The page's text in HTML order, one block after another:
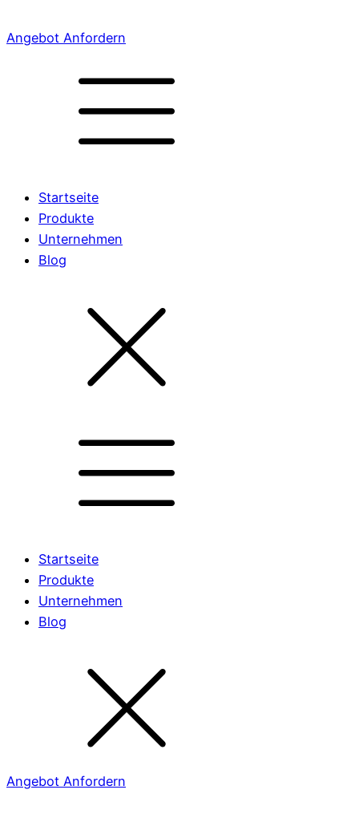
Angebot Anfordern
Startseite
Produkte
Unternehmen
Blog
Startseite
Produkte
Unternehmen
Blog
Angebot Anfordern